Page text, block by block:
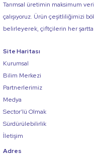
Tarımsal üretimin maksimum
çalışıyoruz. Ürün çeşitliliğimizi
belirleyerek, çiftçilerin her şartta
Site Haritası
Kurumsal
Bilim Merkezi
Partnerlerimiz
Medya
Sector'lü Olmak
Sürdürülebilirlik
İletişim
Adres